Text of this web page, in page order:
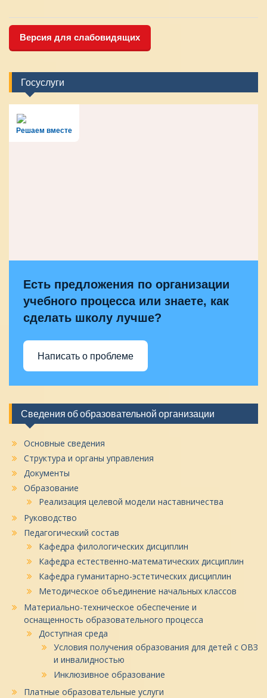
Версия для слабовидящих
Госуслуги
Решаем вместе
Есть предложения по организации
учебного процесса или знаете, как
сделать школу лучше?
Написать о проблеме
Сведения об образовательной организации
Основные сведения
Структура и органы управления
Документы
Образование
Реализация целевой модели наставничества
Руководство
Педагогический состав
Кафедра филологических дисциплин
Кафедра естественно-математических дисциплин
Кафедра гуманитарно-эстетических дисциплин
Методическое объединение начальных классов
Материально-техническое обеспечение и
оснащенность образовательного процесса
Доступная среда
Условия получения образования для детей с ОВЗ
и инвалидностью
Инклюзивное образование
Платные образовательные услуги